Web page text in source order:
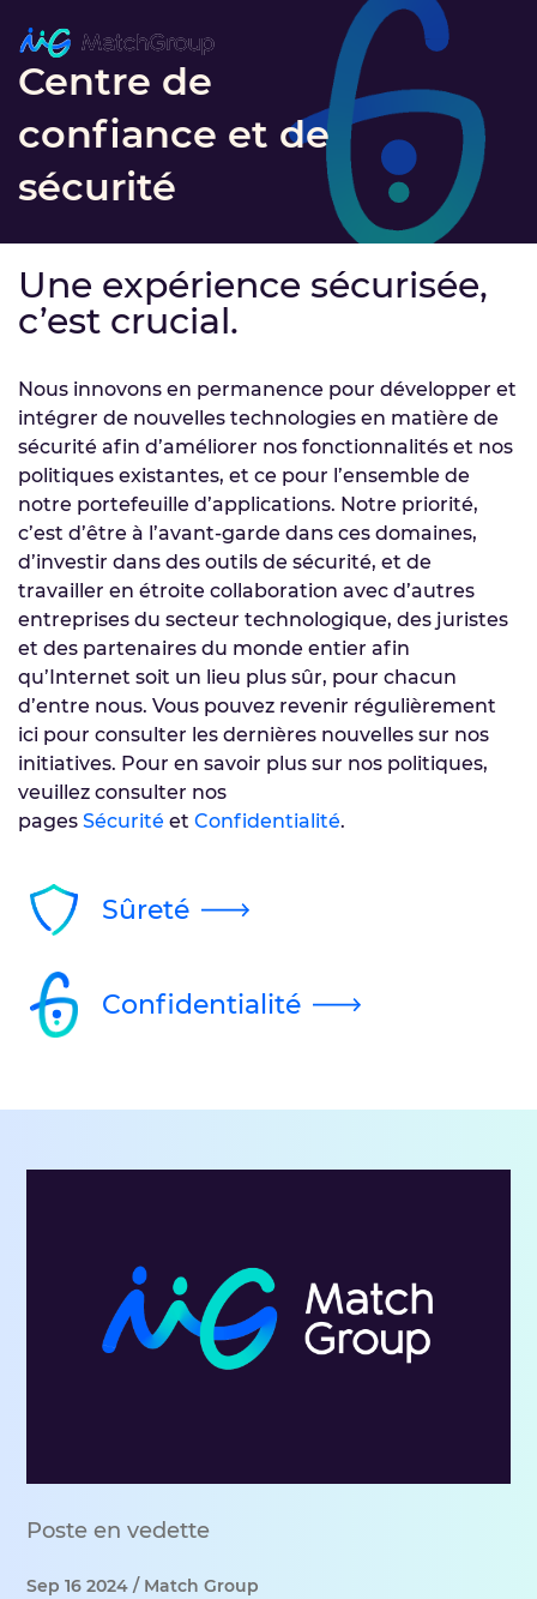
Centre de
confiance et de
sécurité
Une expérience sécurisée,
c’est crucial.
Nous innovons en permanence pour développer et
intégrer de nouvelles technologies en matière de
sécurité afin d’améliorer nos fonctionnalités et nos
politiques existantes, et ce pour l’ensemble de
notre portefeuille d’applications. Notre priorité,
c’est d’être à l’avant-garde dans ces domaines,
d’investir dans des outils de sécurité, et de
travailler en étroite collaboration avec d’autres
entreprises du secteur technologique, des juristes
et des partenaires du monde entier afin
qu’Internet soit un lieu plus sûr, pour chacun
d’entre nous. Vous pouvez revenir régulièrement
ici pour consulter les dernières nouvelles sur nos
initiatives. Pour en savoir plus sur nos politiques,
veuillez consulter nos
pages Sécurité et Confidentialité.
Sûreté
Confidentialité
Poste en vedette
Sep 16 2024 / Match Group